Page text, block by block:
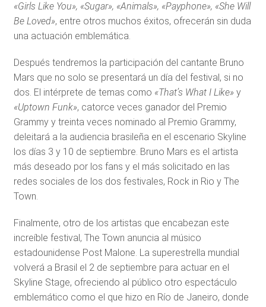
«Girls Like You», «Sugar», «Animals», «Payphone», «She Will
Be Loved», entre otros muchos éxitos, ofrecerán sin duda
una actuación emblemática.
Después tendremos la participación del cantante Bruno
Mars que no solo se presentará un día del festival, si no
dos. El intérprete de temas como «That’s What I Like»y
«Uptown Funk», catorce veces ganador del Premio
Grammy y treinta veces nominado al Premio Grammy,
deleitará a la audiencia brasileña en el escenario Skyline
los días 3 y 10 de septiembre. Bruno Mars es el artista
más deseado por los fans y el más solicitado en las
redes sociales de los dos festivales, Rock in Rio y The
Town.
Finalmente, otro de los artistas que encabezan este
increíble festival, The Town anuncia al músico
estadounidense Post Malone. La superestrella mundial
volverá a Brasil el 2 de septiembre para actuar en el
Skyline Stage, ofreciendo al público otro espectáculo
emblemático como el que hizo en Río de Janeiro, donde